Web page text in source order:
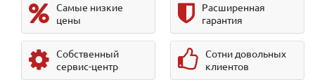
Самые низкие
цены
Расширенная
гарантия
Собственный
сервис-центр
Сотни довольных
клиентов